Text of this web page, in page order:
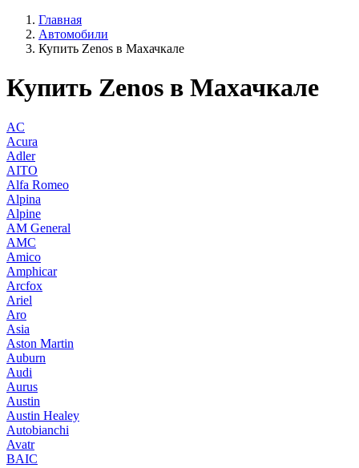
Главная
Автомобили
Купить Zenos в Махачкале
Купить Zenos в Махачкале
AC
Acura
Adler
AITO
Alfa Romeo
Alpina
Alpine
AM General
AMC
Amico
Amphicar
Arcfox
Ariel
Aro
Asia
Aston Martin
Auburn
Audi
Aurus
Austin
Austin Healey
Autobianchi
Avatr
BAIC